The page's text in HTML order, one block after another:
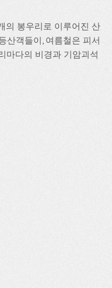
의 봉우리로 이루어진 산
산객들이, 여름철은 피서
마다의 비경과 기암괴석